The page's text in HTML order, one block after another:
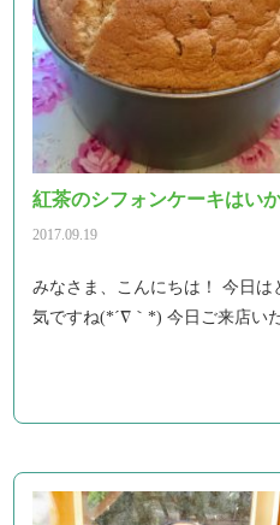
紅茶のシフォンケーキはい
2017.09.19
みなさま、こんにちは！ 今日
気ですね(*´∇｀*) 今日ご来店い